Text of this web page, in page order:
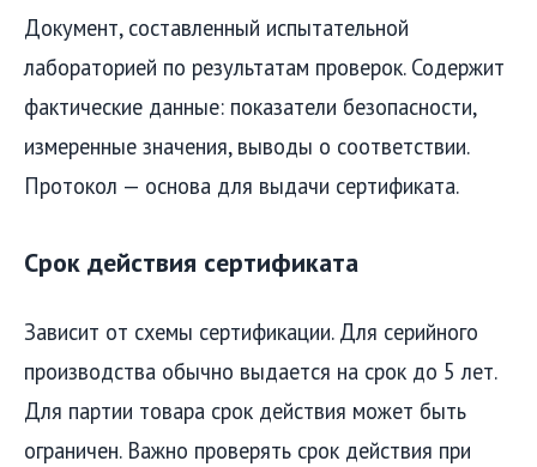
Документ, составленный испытательной
лабораторией по результатам проверок. Содержит
фактические данные: показатели безопасности,
измеренные значения, выводы о соответствии.
Протокол — основа для выдачи сертификата.
Срок действия сертификата
Зависит от схемы сертификации. Для серийного
производства обычно выдается на срок до 5 лет.
Для партии товара срок действия может быть
ограничен. Важно проверять срок действия при